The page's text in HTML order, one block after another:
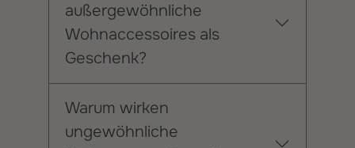
außergewöhnliche
Wohnaccessoires als
Geschenk?
Warum wirken
ungewöhnliche